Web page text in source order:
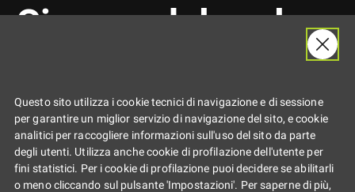
Cinema del reale -
Aidél Sentieri
Multimediali
Questo sito utilizza i cookie tecnici di navigazione e di sessione
per garantire un miglior servizio di navigazione del sito, e cookie
analitici per raccogliere informazioni sull'uso del sito da parte
degli utenti. Utilizza anche cookie di profilazione dell'utente per
fini statistici. Per i cookie di profilazione puoi decidere se abilitarli
o meno cliccando sul pulsante 'Impostazioni'. Per saperne di più,